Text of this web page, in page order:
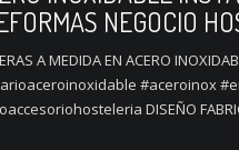
NEGOCIO
A MEDIDA EN ACERO
#aceroinox
DISEÑO